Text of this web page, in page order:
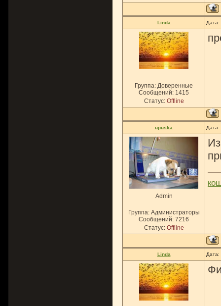
Linda Дата:
Группа: Доверенные
Сообщений: 1415
Статус: Offline
upuska Дата:
Admin
Группа: Администраторы
Сообщений: 7216
Статус: Offline
Linda